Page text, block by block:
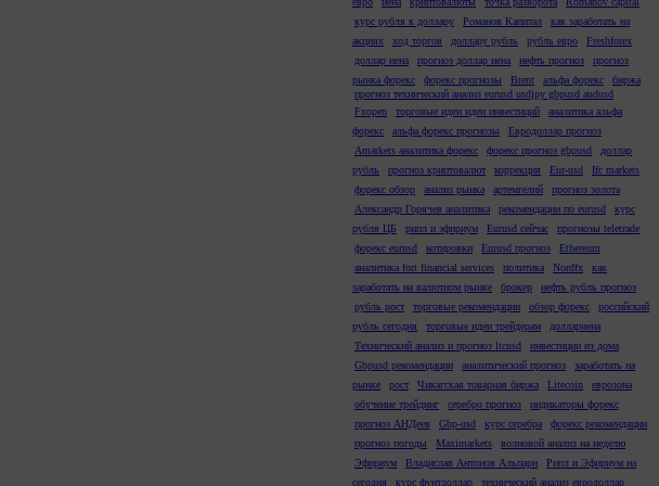
курс рубля к доллару
Романов Капитал
как заработать на
акциях
ход торгов доллару рубль рубль евро
Freshforex
доллар иена
прогноз доллар иена нефть прогноз
прогноз
рынка форекс
форекс прогнозы Brent альфа форекс
биржа
прогноз технический анализ eurusd usdjpy gbpusd audusd
Fxopen
торговые идеи идеи инвестиций
аналитика альфа
форекс
альфа форекс прогнозы
Евродоллар прогноз
Amarkets аналитика форекс
форекс прогноз gbpusd
доллар
рубль
прогноз криптовалют коррекция Eur-usd
Ifc markets
форекс обзор
анализ рынка артемгелий
прогноз золота
Александр Горячев аналитика
рекомендации по eurusd
курс
рубля ЦБ
рипл и эфириум Eurusd сейчас
прогнозы teletrade
форекс eurusd
котировки Eurusd прогноз
Ethereum
аналитика fort financial services
политика Nordfx
как
заработать на валютном рынке
брокер
нефть рубль прогноз
рубль рост
торговые рекомендации обзор форекс
российский
рубль сегодня
торговые идеи трейдерам
доллариена
Технический анализ и прогноз ltcusd
инвестиции из дома
Gbpusd рекомендации
аналитический прогноз
заработать на
рынке
рост Чикагская товарная биржа Litecoin
еврозона
обучение трейдинг
серебро прогноз
индикаторы форекс
прогноз АНДеев
Gbp-usd курс серебра
форекс рекомендации
прогноз погоды
Maximarkets
волновой анализ на неделю
Эфириум
Владислав Антонов Альпари
Рипл и Эфириум на
сегодня
курс фунтдоллар технический анализ евродоллар